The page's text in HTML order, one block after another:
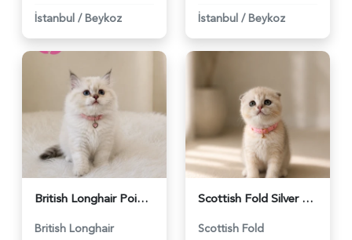
İstanbul / Beykoz İstanbul / Beykoz
British Longhair Point Erkek Yavrumuz - 5209
British Longhair
Scottish Fold Silver Dişi Yavrumuz - 5224
Scottish Fold